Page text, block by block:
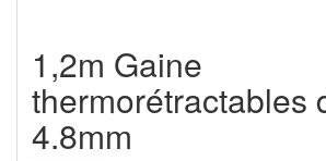
1,2m Gaine
thermorétractables
4.8mm